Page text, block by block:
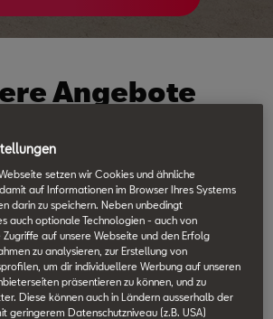
Angebote
setzen wir Cookies und ähnliche
auf Informationen im Browser Ihres Systems
darin zu speichern. Neben unbedingt
auch optionale Technologien - auch von
auf unsere Webseite und den Erfolg
zu analysieren, zur Erstellung von
um dir individuellere Werbung auf unseren
präsentieren zu können, und zu
Diese können auch in Ländern ausserhalb der
geringerem Datenschutzniveau (z.B. USA)